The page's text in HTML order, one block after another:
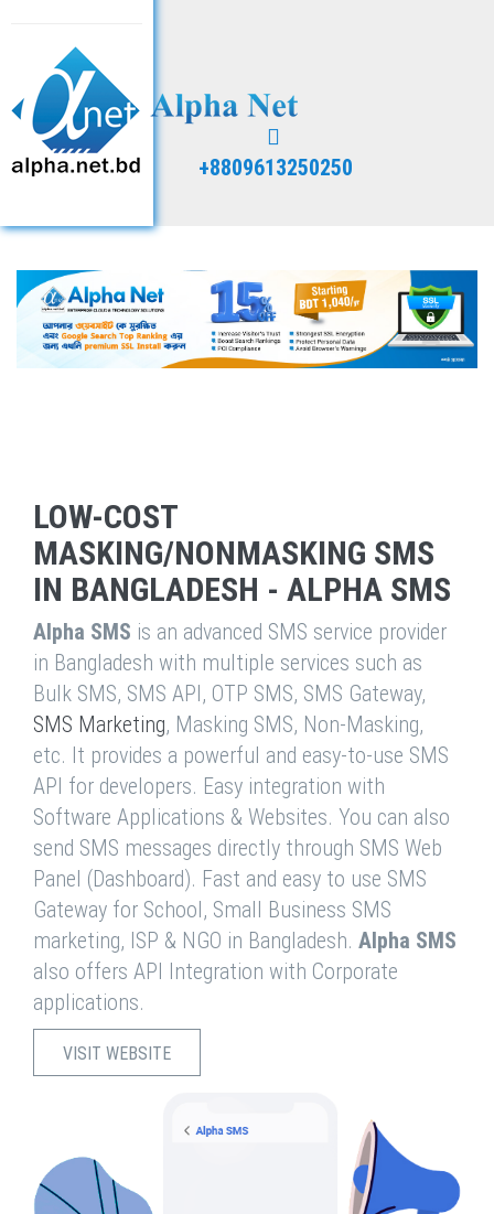
+8809613250250
LOW-COST
MASKING/NONMASKING SMS
IN BANGLADESH - ALPHA SMS
Alpha SMS is an advanced SMS service provider
in Bangladesh with multiple services such as
Bulk SMS, SMS API, OTP SMS, SMS Gateway,
SMS Marketing, Masking SMS, Non-Masking,
etc. It provides a powerful and easy-to-use SMS
API for developers. Easy integration with
Software Applications & Websites. You can also
send SMS messages directly through SMS Web
Panel (Dashboard). Fast and easy to use SMS
Gateway for School, Small Business SMS
marketing, ISP & NGO in Bangladesh. Alpha SMS
also offers API Integration with Corporate
applications.
VISIT WEBSITE